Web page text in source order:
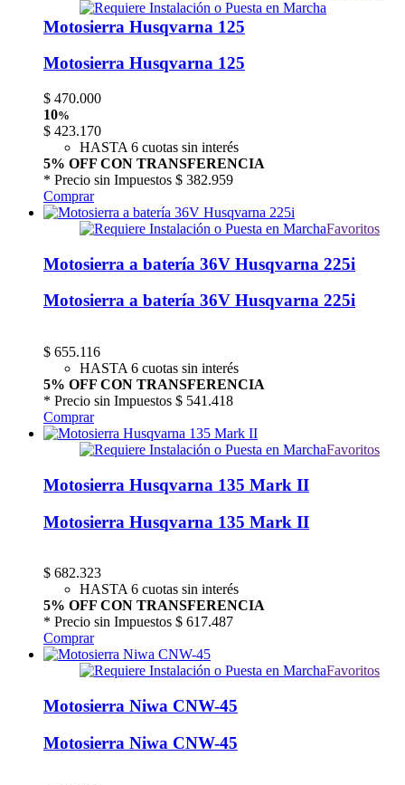
Motosierra Husqvarna 125
Motosierra Husqvarna 125
$ 470.000
10%
$ 423.170
HASTA 6 cuotas sin interés
5% OFF CON TRANSFERENCIA
* Precio sin Impuestos $ 382.959
Comprar
Favoritos
Motosierra a batería 36V Husqvarna 225i
Motosierra a batería 36V Husqvarna 225i
$ 655.116
HASTA 6 cuotas sin interés
5% OFF CON TRANSFERENCIA
* Precio sin Impuestos $ 541.418
Comprar
Favoritos
Motosierra Husqvarna 135 Mark II
Motosierra Husqvarna 135 Mark II
$ 682.323
HASTA 6 cuotas sin interés
5% OFF CON TRANSFERENCIA
* Precio sin Impuestos $ 617.487
Comprar
Favoritos
Motosierra Niwa CNW-45
Motosierra Niwa CNW-45